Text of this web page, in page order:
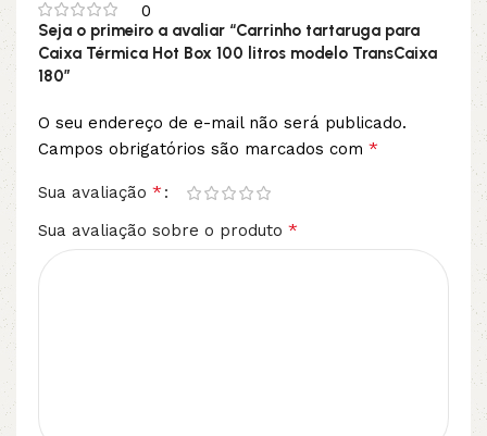
0
Seja o primeiro a avaliar “Carrinho tartaruga para
Caixa Térmica Hot Box 100 litros modelo TransCaixa
180”
O seu endereço de e-mail não será publicado.
Campos obrigatórios são marcados com *
Sua avaliação *
Sua avaliação sobre o produto *